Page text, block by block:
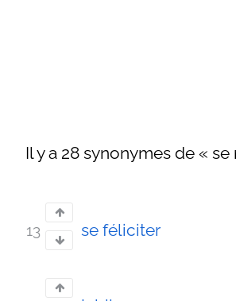
Il y a 28 synonymes de « se
13 se féliciter